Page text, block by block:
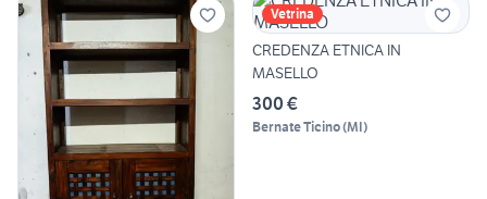
Vetrina
CREDENZA ETNICA IN
MASELLO
300 €
Bernate Ticino(MI)